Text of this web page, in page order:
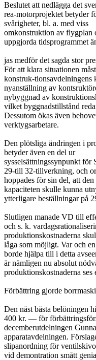
Beslutet att nedlägga det
rea-motorprojektet betyder
svårigheter, bl. a. med viss
omkonstruktion av flygplan
uppgjorda tidsprogrammet
jas medför det sagda stor
För att klara situationen
konstruk-tionsavdelningens
nyanställning av
nybyggnad av
vilket byggnadstillstånd
Dessutom ökas även
verktygsarbetare.
Den plötsliga ändringen i
betyder även en del ur
sysselsättningssynpunkt för
29-till 32-tillverkning, och
hoppades för sin del, att den
kapaciteten skulle kunna
ytterligare beställningar på
Slutligen manade VD till
och s. k.
produktionskostnaderna
låga som möjligt. Var och
borde hjälpa till i detta
är nämligen nu absolut
produktionskostnaderna ses
Förbättring gjorde
Den näst bästa belöningen
400 kr. — för
decemberutdelningen
apparatavdelningen.
slipanordning för
vid demontration smått